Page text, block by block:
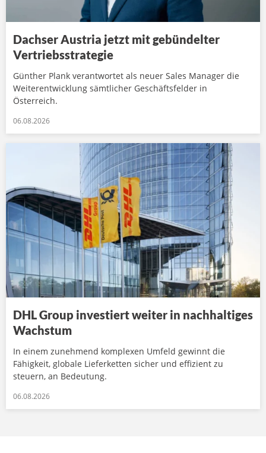
Dachser Austria jetzt mit gebündelter
Vertriebsstrategie
Günther Plank verantwortet als neuer Sales Manager die
Weiterentwicklung sämtlicher Geschäftsfelder in
Österreich.
06.08.2026
DHL Group investiert weiter in nachhaltiges
Wachstum
In einem zunehmend komplexen Umfeld gewinnt die
Fähigkeit, globale Lieferketten sicher und effizient zu
steuern, an Bedeutung.
06.08.2026